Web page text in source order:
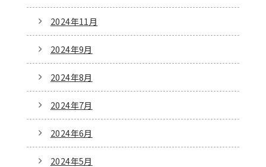
2024年11月
2024年9月
2024年8月
2024年7月
2024年6月
2024年5月